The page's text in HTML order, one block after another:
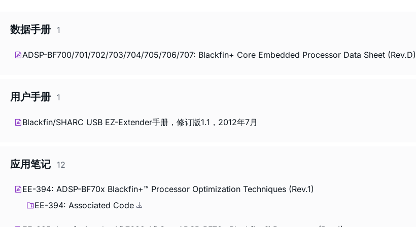
数据手册 1
ADSP-BF700/701/702/703/704/705/706/707: Blackfin+ Core Embedded Processor Data Sheet (Rev.D)
用户手册 1
Blackfin/SHARC USB EZ-Extender手册，修订版1.1，2012年7月
应用笔记 12
EE-394: ADSP-BF70x Blackfin+™ Processor Optimization Techniques (Rev.1)
EE-394: Associated Code